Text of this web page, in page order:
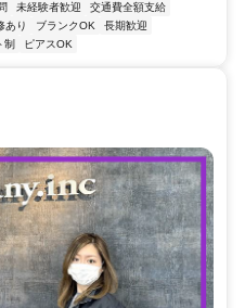
未経験者歓迎
交通費全額支給
あり ブランクOK
長期歓迎
制 ピアスOK